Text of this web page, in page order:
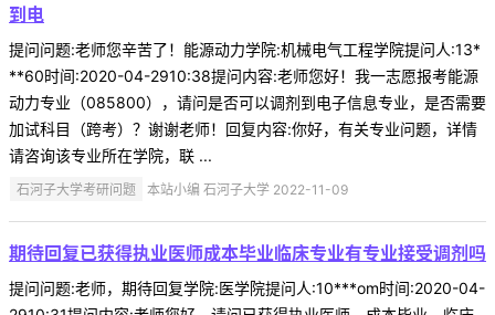
到电
提问问题:老师您辛苦了！能源动力学院:机械电气工程学院提问人:13*
**60时间:2020-04-2910:38提问内容:老师您好！我一志愿报考能源
动力专业（085800），请问是否可以调剂到电子信息专业，是否需要
加试科目（跨考）？谢谢老师！回复内容:你好，有关专业问题，详情
请咨询该专业所在学院，联 ...
石河子大学考研问题 本站小编 石河子大学 2022-11-09
期待回复已获得执业医师成本毕业临床专业有专业接受调剂吗
提问问题:老师，期待回复学院:医学院提问人:10***om时间:2020-04-